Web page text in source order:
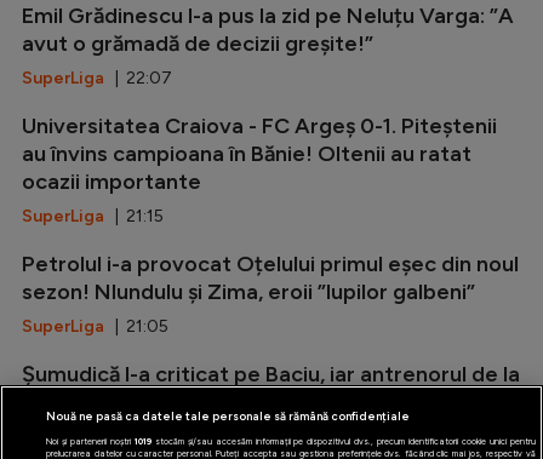
Emil Grădinescu l-a pus la zid pe Neluțu Varga: ”A
avut o grămadă de decizii greșite!”
SuperLiga | 22:07
Universitatea Craiova - FC Argeș 0-1. Piteștenii
au învins campioana în Bănie! Oltenii au ratat
ocazii importante
SuperLiga | 21:15
Petrolul i-a provocat Oțelului primul eșec din noul
sezon! Nlundulu și Zima, eroii ”lupilor galbeni”
SuperLiga | 21:05
Șumudică l-a criticat pe Baciu, iar antrenorul de la
SuperLiga| 20:54
Nouă ne pasă ca datele tale personale să rămână confidențiale
Noi și partenerii noștri 1019stocăm și/sau accesăm informații pe dispozitivul dvs., precum identificatorii cookie unici pentru
prelucrarea datelor cu caracter personal. Puteți accepta sau gestiona preferințele dvs. făcând clic mai jos, respectiv vă